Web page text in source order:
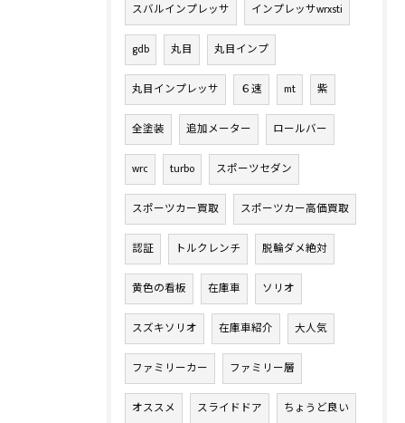
スバルインプレッサ インプレッサwrxsti
gdb 丸目 丸目インプ
丸目インプレッサ ６速 mt 紫
全塗装 追加メーター ロールバー
wrc turbo スポーツセダン
スポーツカー買取 スポーツカー高価買取
認証 トルクレンチ 脱輪ダメ絶対
黄色の看板 在庫車 ソリオ
スズキソリオ 在庫車紹介 大人気
ファミリーカー ファミリー層
オススメ スライドドア ちょうど良い